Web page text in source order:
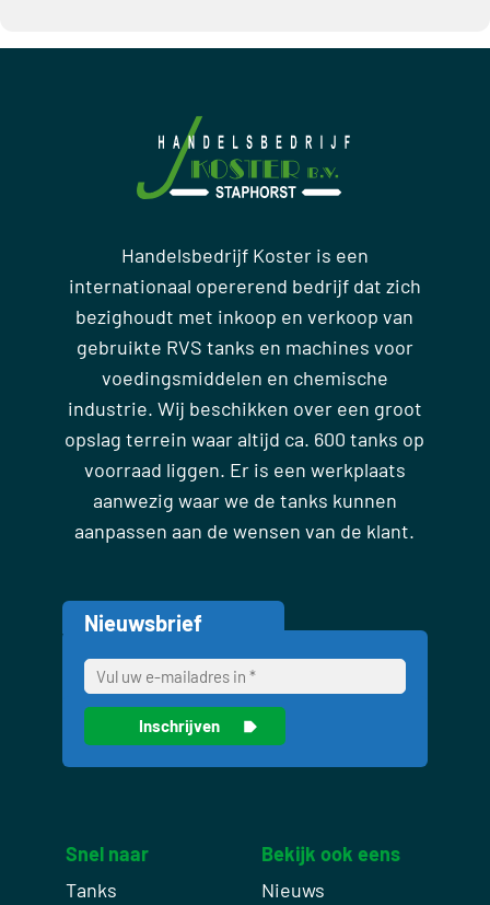
Handelsbedrijf Koster is een
internationaal opererend bedrijf dat zich
bezighoudt met inkoop en verkoop van
gebruikte RVS tanks en machines voor
voedingsmiddelen en chemische
industrie. Wij beschikken over een groot
opslag terrein waar altijd ca. 600 tanks op
voorraad liggen. Er is een werkplaats
aanwezig waar we de tanks kunnen
aanpassen aan de wensen van de klant.
Nieuwsbrief
Snel naar
Tanks
Bekijk ook eens
Nieuws